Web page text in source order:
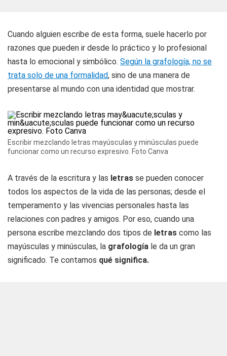
Cuando alguien escribe de esta forma, suele hacerlo por
razones que pueden ir desde lo práctico y lo profesional
hasta lo emocional y simbólico. Según la grafología, no se
trata solo de una formalidad, sino de una manera de
presentarse al mundo con una identidad que mostrar.
Escribir mezclando letras mayúsculas y minúsculas puede
funcionar como un recurso expresivo. Foto Canva
A través de la escritura y las letras se pueden conocer
todos los aspectos de la vida de las personas; desde el
temperamento y las vivencias personales hasta las
relaciones con padres y amigos. Por eso, cuando una
persona escribe mezclando dos tipos de letras como las
mayúsculas y minúsculas, la grafología le da un gran
significado. Te contamos qué significa.